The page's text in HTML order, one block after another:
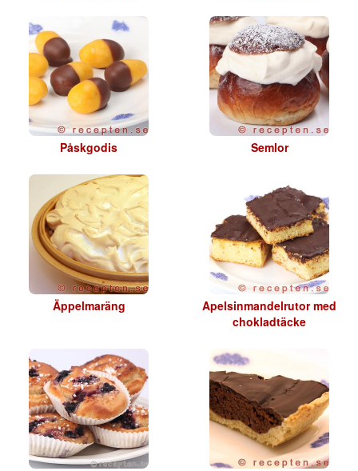
Påskgodis Semlor
Äppelmaräng
Apelsinmandelrutor med
chokladtäcke